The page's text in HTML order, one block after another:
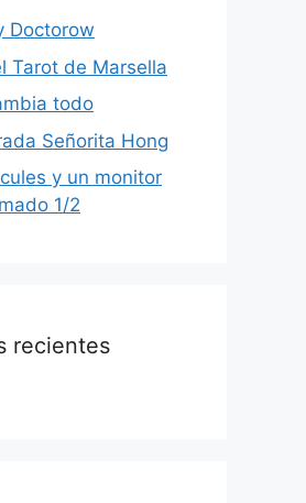
Doctorow
Tarot de Marsella
todo
Señorita Hong
y un monitor
1/2
recientes